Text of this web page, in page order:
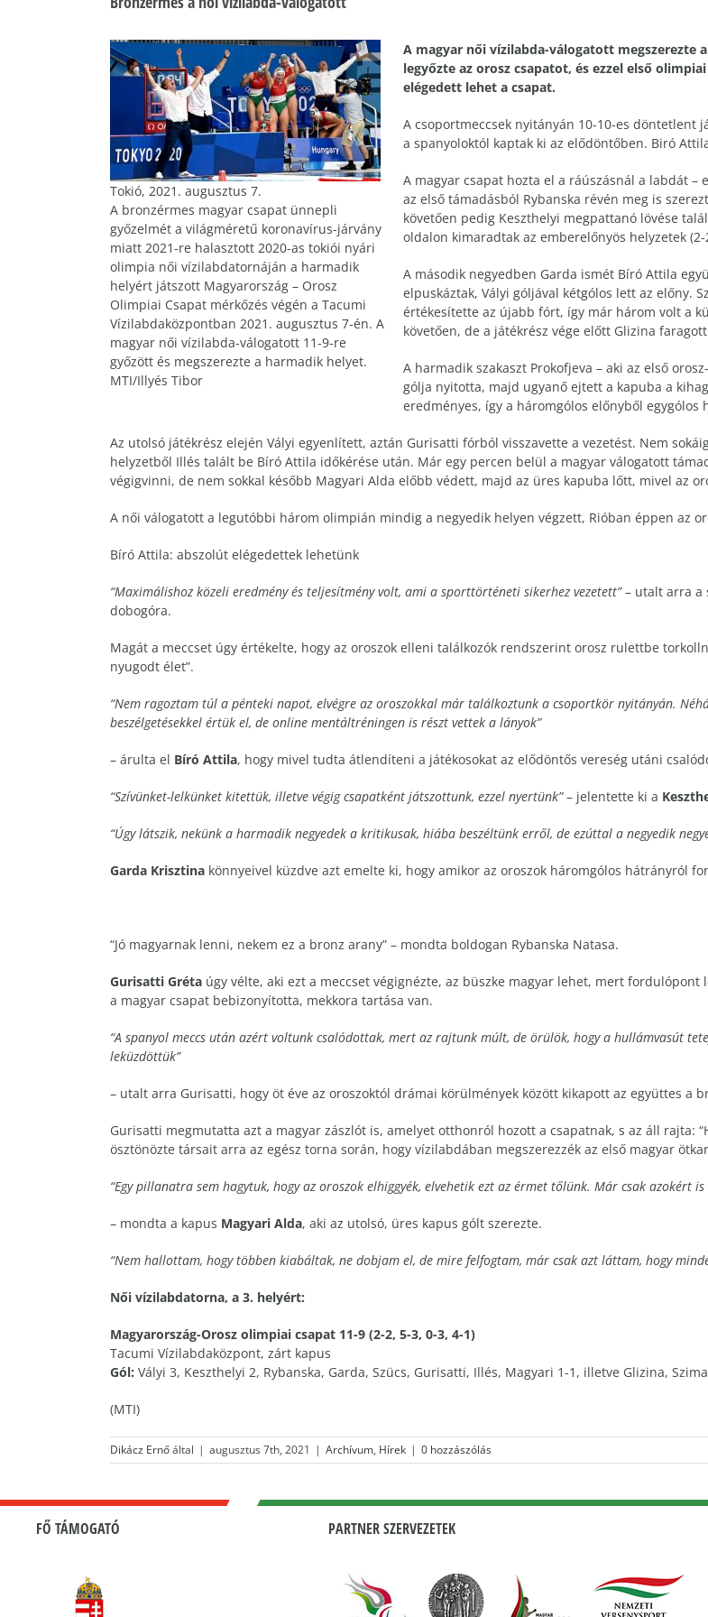
Tokió, 2021. augusztus 7.
A bronzérmes magyar csapat ünnepli
győzelmét a világméretű koronavírus-járvány
miatt 2021-re halasztott 2020-as tokiói nyári
olimpia női vízilabdatornáján a harmadik
helyért játszott Magyarország – Orosz
Olimpiai Csapat mérkőzés végén a Tacumi
Vízilabdaközpontban 2021. augusztus 7-én. A
magyar női vízilabda-válogatott 11-9-re
győzött és megszerezte a harmadik helyet.
MTI/Illyés Tibor
A magyar női vízilabda-válogatott
legyőzte az orosz csapatot, és ezzel első
elégedett lehet a csapat.
A csoportmeccsek nyitányán 10-10-es döntetlent
a spanyoloktól kaptak ki az elődöntőben. Biró
A magyar csapat hozta el a ráúszásnál a labdát –
az első támadásból Rybanska révén meg is
követően pedig Keszthelyi megpattanó lövése
oldalon kimaradtak az emberelőnyös helyzetek (2-
A második negyedben Garda ismét Bíró Attila
elpuskáztak, Vályi góljával kétgólos lett az előny.
értékesítette az újabb fórt, így már három volt a
követően, de a játékrész vége előtt Glizina
A harmadik szakaszt Prokofjeva – aki az első
gólja nyitotta, majd ugyanő ejtett a kapuba a
eredményes, így a háromgólos előnyből
Az utolsó játékrész elején Vályi egyenlített, aztán Gurisatti fórból visszavette a vezetést. Nem
helyzetből Illés talált be Bíró Attila időkérése után. Már egy percen belül a magyar válogatott
végigvinni, de nem sokkal később Magyari Alda előbb védett, majd az üres kapuba lőtt, mivel az
A női válogatott a legutóbbi három olimpián mindig a negyedik helyen végzett, Rióban éppen az
Bíró Attila: abszolút elégedettek lehetünk
“Maximálishoz közeli eredmény és teljesítmény volt, ami a sporttörténeti sikerhez vezetett”– utalt arra a
dobogóra.
Magát a meccset úgy értékelte, hogy az oroszok elleni találkozók rendszerint orosz rulettbe
nyugodt élet”.
“Nem ragoztam túl a pénteki napot, elvégre az oroszokkal már találkoztunk a csoportkör nyitányán.
beszélgetésekkel értük el, de online mentáltréningen is részt vettek a lányok”
– árulta el Bíró Attila, hogy mivel tudta átlendíteni a játékosokat az elődöntős vereség utáni
“Szívünket-lelkünket kitettük, illetve végig csapatként játszottunk, ezzel nyertünk”– jelentette ki a
“Úgy látszik, nekünk a harmadik negyedek a kritikusak, hiába beszéltünk erről, de ezúttal a negyedik
Garda Krisztina könnyeivel küzdve azt emelte ki, hogy amikor az oroszok háromgólos hátrányról
“Jó magyarnak lenni, nekem ez a bronz arany” – mondta boldogan Rybanska Natasa.
Gurisatti Gréta úgy vélte, aki ezt a meccset végignézte, az büszke magyar lehet, mert
a magyar csapat bebizonyította, mekkora tartása van.
“A spanyol meccs után azért voltunk csalódottak, mert az rajtunk múlt, de örülök, hogy a hullámvasút
leküzdöttük”
– utalt arra Gurisatti, hogy öt éve az oroszoktól drámai körülmények között kikapott az együttes a
Gurisatti megmutatta azt a magyar zászlót is, amelyet otthonról hozott a csapatnak, s az áll rajta:
ösztönözte társait arra az egész torna során, hogy vízilabdában megszerezzék az első magyar
“Egy pillanatra sem hagytuk, hogy az oroszok elhiggyék, elvehetik ezt az érmet tőlünk. Már csak
– mondta a kapus Magyari Alda, aki az utolsó, üres kapus gólt szerezte.
“Nem hallottam, hogy többen kiabáltak, ne dobjam el, de mire felfogtam, már csak azt láttam, hogy
Női vízilabdatorna, a 3. helyért:
Magyarország-Orosz olimpiai csapat 11-9 (2-2, 5-3, 0-3, 4-1)
Tacumi Vízilabdaközpont, zárt kapus
Gól: Vályi 3, Keszthelyi 2, Rybanska, Garda, Szücs, Gurisatti, Illés, Magyari 1-1, illetve Glizina,
(MTI)
Dikácz Ernőáltal | augusztus 7th, 2021 | Archívum, Hírek | 0 hozzászólás
FŐ TÁMOGATÓ PARTNER SZERVEZETEK